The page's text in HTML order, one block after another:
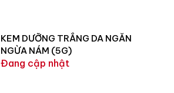
KEM DƯỠNG TRẮNG DA NGĂN
NGỪA NÁM (5G)
Đang cập nhật